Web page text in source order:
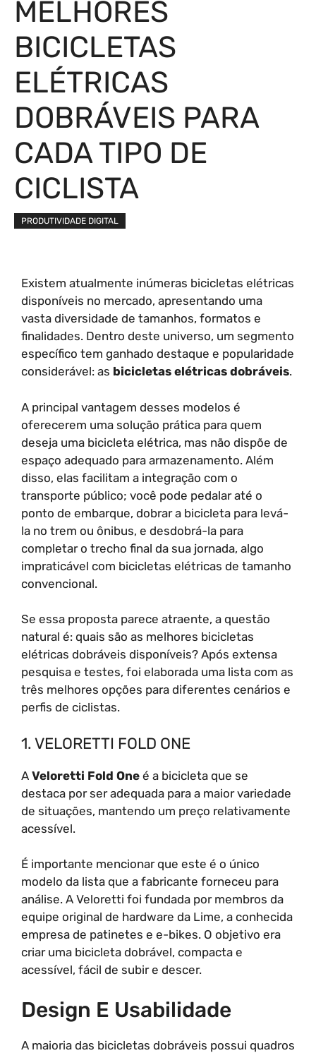
MELHORES
BICICLETAS
ELÉTRICAS
DOBRÁVEIS PARA
CADA TIPO DE
CICLISTA
PRODUTIVIDADE DIGITAL
Existem atualmente inúmeras bicicletas elétricas
disponíveis no mercado, apresentando uma
vasta diversidade de tamanhos, formatos e
finalidades. Dentro deste universo, um segmento
específico tem ganhado destaque e popularidade
considerável: as bicicletas elétricas dobráveis.
A principal vantagem desses modelos é
oferecerem uma solução prática para quem
deseja uma bicicleta elétrica, mas não dispõe de
espaço adequado para armazenamento. Além
disso, elas facilitam a integração com o
transporte público; você pode pedalar até o
ponto de embarque, dobrar a bicicleta para levá-
la no trem ou ônibus, e desdobrá-la para
completar o trecho final da sua jornada, algo
impraticável com bicicletas elétricas de tamanho
convencional.
Se essa proposta parece atraente, a questão
natural é: quais são as melhores bicicletas
elétricas dobráveis disponíveis? Após extensa
pesquisa e testes, foi elaborada uma lista com as
três melhores opções para diferentes cenários e
perfis de ciclistas.
1. VELORETTI FOLD ONE
A Veloretti Fold One é a bicicleta que se
destaca por ser adequada para a maior variedade
de situações, mantendo um preço relativamente
acessível.
É importante mencionar que este é o único
modelo da lista que a fabricante forneceu para
análise. A Veloretti foi fundada por membros da
equipe original de hardware da Lime, a conhecida
empresa de patinetes e e-bikes. O objetivo era
criar uma bicicleta dobrável, compacta e
acessível, fácil de subir e descer.
Design E Usabilidade
A maioria das bicicletas dobráveis possui quadros